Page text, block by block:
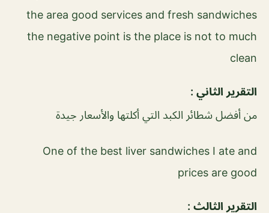
the area good services and fresh sandwiches
the negative point is the place is not to much
clean
التقرير الثاني :
من أفضل شطائر الكبد التي أكلتها والأسعار جيدة
One of the best liver sandwiches I ate and
prices are good
التقرير الثالث :